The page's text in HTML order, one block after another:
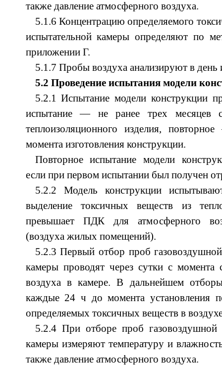
также давление атмосферного воздуха.
5.1.6 Концентрацию определяемого
испытательной камеры определяют по
приложении Г.
5.1.7 Пробы воздуха анализируют в день
5.2 Проведение испытания модели
5.2.1 Испытание модели конструкции
испытание — не ранее трех месяцев с
теплоизоляционного изделия,
момента изготовления конструкции.
Повторное испытание модели
если при первом испытании был получен
5.2.2 Модель конструкции
выделение токсичных веществ из
превышает ПДК для атмосферного
(воздуха жилых помещений).
5.2.3 Первый отбор проб
камеры проводят через сутки с момента
воздуха в камере. В дальнейшем
каждые 24 ч до момента установления
определяемых токсичных веществ в
5.2.4 При отборе проб газовоздушной
камеры измеряют температуру и
также давление атмосферного воздуха.